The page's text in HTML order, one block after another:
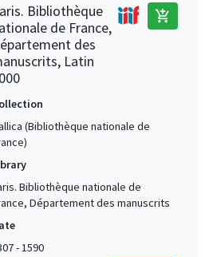
Bibliothèque
de France,
des
Latin
add_shopping_cart
(Bibliothèque nationale de
Bibliothèque nationale de
Département des manuscrits
- 1590